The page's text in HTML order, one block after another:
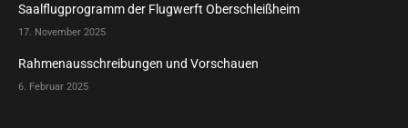
Saalflugprogramm der Flugwerft Oberschleißheim
17. November 2025
Rahmenausschreibungen und Vorschauen
6. Februar 2025